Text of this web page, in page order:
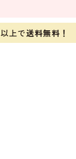
以上で送料無料！